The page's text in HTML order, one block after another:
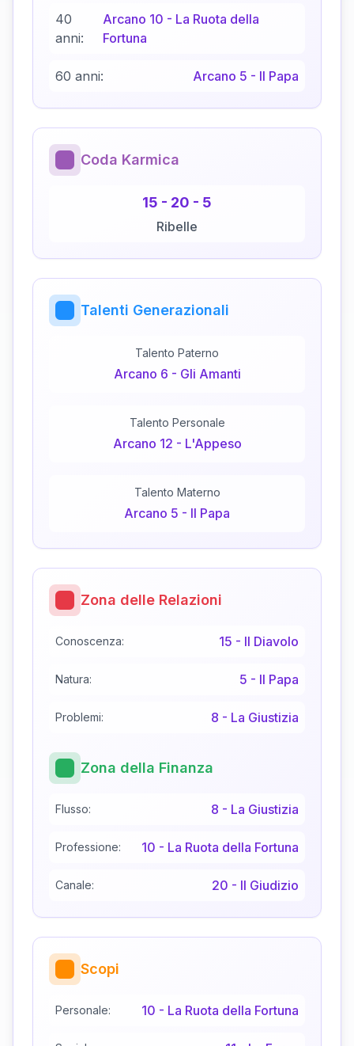
40
anni:
Arcano 10 - La Ruota della
Fortuna
60 anni: Arcano 5 - Il Papa
Coda Karmica
15 - 20 - 5
Ribelle
Talenti Generazionali
Talento Paterno
Arcano 6 - Gli Amanti
Talento Personale
Arcano 12 - L'Appeso
Talento Materno
Arcano 5 - Il Papa
Zona delle Relazioni
Conoscenza: 15 - Il Diavolo
Natura: 5 - Il Papa
Problemi: 8 - La Giustizia
Zona della Finanza
Flusso: 8 - La Giustizia
Professione: 10 - La Ruota della Fortuna
Canale: 20 - Il Giudizio
Scopi
Personale: 10 - La Ruota della Fortuna